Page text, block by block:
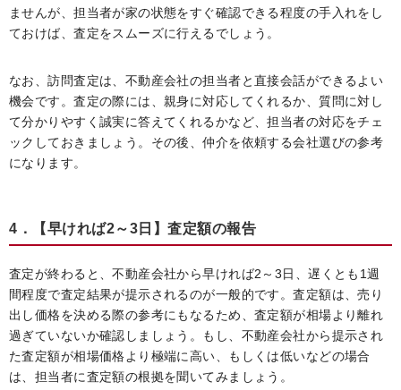
ませんが、担当者が家の状態をすぐ確認できる程度の手入れをし
ておけば、査定をスムーズに行えるでしょう。
なお、訪問査定は、不動産会社の担当者と直接会話ができるよい
機会です。査定の際には、親身に対応してくれるか、質問に対し
て分かりやすく誠実に答えてくれるかなど、担当者の対応をチェ
ックしておきましょう。その後、仲介を依頼する会社選びの参考
になります。
4．【早ければ2～3日】査定額の報告
査定が終わると、不動産会社から早ければ2～3日、遅くとも1週
間程度で査定結果が提示されるのが一般的です。査定額は、売り
出し価格を決める際の参考にもなるため、査定額が相場より離れ
過ぎていないか確認しましょう。もし、不動産会社から提示され
た査定額が相場価格より極端に高い、もしくは低いなどの場合
は、担当者に査定額の根拠を聞いてみましょう。